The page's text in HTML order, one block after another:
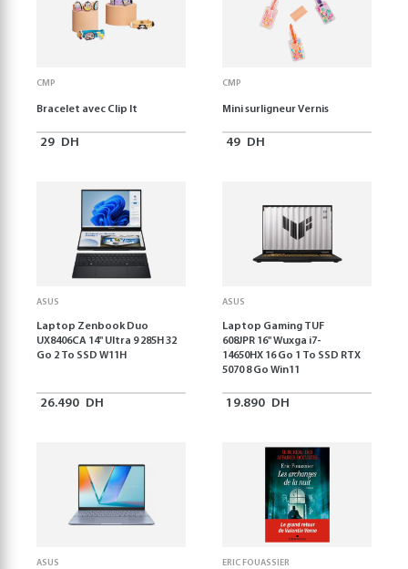
CMP
Bracelet avec Clip It
29 DH
CMP
Mini surligneur Vernis
49 DH
ASUS
Laptop Zenbook Duo
UX8406CA 14'' Ultra 9 285H 32
Go 2 To SSD W11H
26.490 DH
ASUS
Laptop Gaming TUF
608JPR 16'' Wuxga i7-
14650HX 16 Go 1 To SSD RTX
5070 8 Go Win11
19.890 DH
ASUS ERIC FOUASSIER